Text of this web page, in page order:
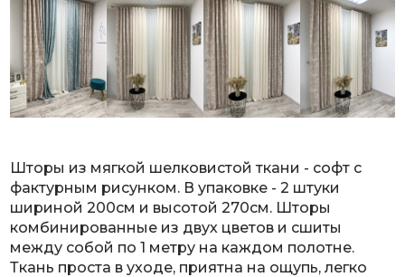
Шторы из мягкой шелковистой ткани - софт с
фактурным рисунком. В упаковке - 2 штуки
шириной 200см и высотой 270см. Шторы
комбинированные из двух цветов и сшиты
между собой по 1 метру на каждом полотне.
Ткань проста в уходе, приятна на ощупь, легко